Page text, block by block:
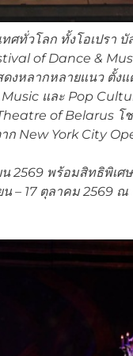
ศทั่วโลก ทั้งโอเปรา
of Dance &
งหลากหลายแนว ตั้ง
และ Pop
of Belarus โ
New York City
2569 พร้อมสิทธิพิเศ
น – 17 ตุลาคม 2569